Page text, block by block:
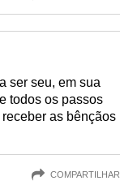
ser seu, em sua
todos os passos
as bênçãos
COMPARTILHAR